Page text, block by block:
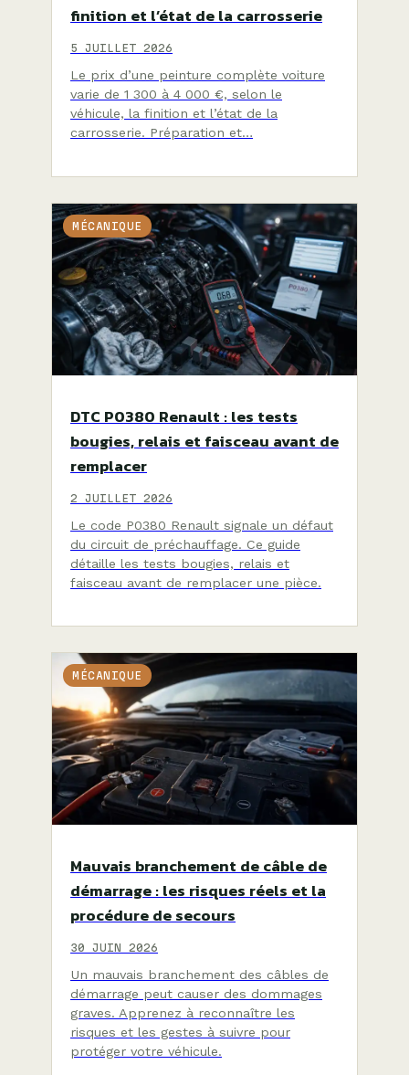
finition et l’état de la carrosserie
5 JUILLET 2026
Le prix d’une peinture complète voiture
varie de 1 300 à 4 000 €, selon le
véhicule, la finition et l’état de la
carrosserie. Préparation et…
MÉCANIQUE
DTC P0380 Renault : les tests
bougies, relais et faisceau avant de
remplacer
2 JUILLET 2026
Le code P0380 Renault signale un défaut
du circuit de préchauffage. Ce guide
détaille les tests bougies, relais et
faisceau avant de remplacer une pièce.
MÉCANIQUE
Mauvais branchement de câble de
démarrage : les risques réels et la
procédure de secours
30 JUIN 2026
Un mauvais branchement des câbles de
démarrage peut causer des dommages
graves. Apprenez à reconnaître les
risques et les gestes à suivre pour
protéger votre véhicule.